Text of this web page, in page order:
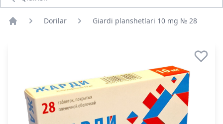
Dorilar Giardi planshetlari 10 mg № 28